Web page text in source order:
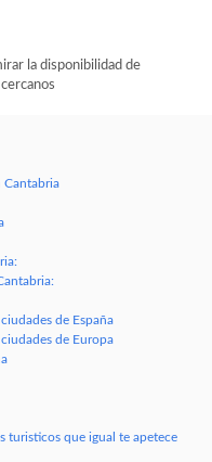
la disponibilidad de
Cantabria
de España
de Europa
turisticos que igual te apetece